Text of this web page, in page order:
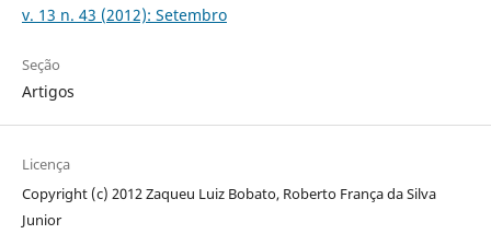
v. 13 n. 43 (2012): Setembro
Seção
Artigos
Licença
Copyright (c) 2012 Zaqueu Luiz Bobato, Roberto França da Silva
Junior